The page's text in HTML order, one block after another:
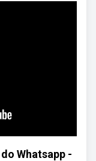
Whatsapp -